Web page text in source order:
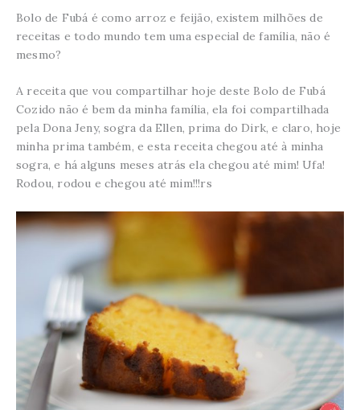
Bolo de Fubá é como arroz e feijão, existem milhões de
receitas e todo mundo tem uma especial de família, não é
mesmo?
A receita que vou compartilhar hoje deste Bolo de Fubá
Cozido não é bem da minha família, ela foi compartilhada
pela Dona Jeny, sogra da Ellen, prima do Dirk, e claro, hoje
minha prima também, e esta receita chegou até à minha
sogra, e há alguns meses atrás ela chegou até mim! Ufa!
Rodou, rodou e chegou até mim!!!rs